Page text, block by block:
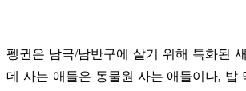
펭귄은 남극/남반구에 살기 위해 특화된
데 사는 애들은 동물원 사는 애들이나, 밥